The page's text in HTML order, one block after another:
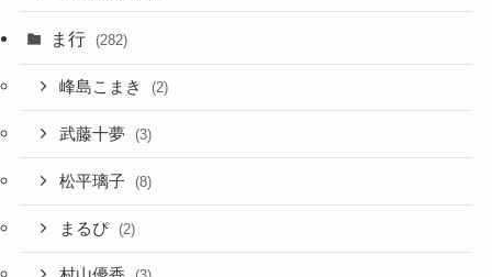
ま行 (282)
峰島こまき (2)
武藤十夢 (3)
松平璃子 (8)
まるぴ (2)